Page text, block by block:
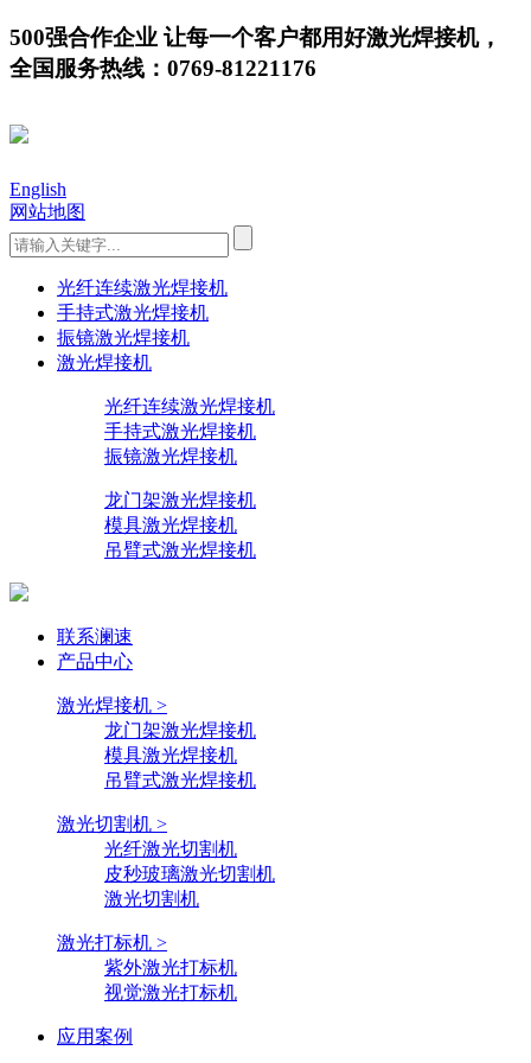
500强合作企业 让每一个客户都用好激光焊接机，
全国服务热线：0769-81221176
English
网站地图
光纤连续激光焊接机
手持式激光焊接机
振镜激光焊接机
激光焊接机
光纤连续激光焊接机
手持式激光焊接机
振镜激光焊接机
龙门架激光焊接机
模具激光焊接机
吊臂式激光焊接机
联系澜速
产品中心
激光焊接机 >
龙门架激光焊接机
模具激光焊接机
吊臂式激光焊接机
激光切割机 >
光纤激光切割机
皮秒玻璃激光切割机
激光切割机
激光打标机 >
紫外激光打标机
视觉激光打标机
应用案例